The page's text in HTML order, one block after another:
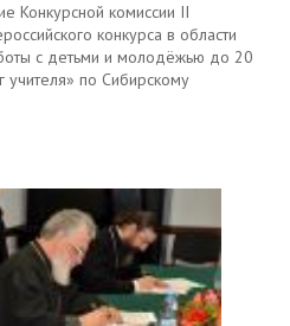
Конкурсной комиссии II
конкурса в области
с детьми и молодёжью до 20
учителя» по Сибирскому